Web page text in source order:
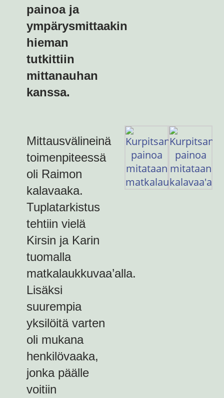
painoa ja
ympärysmittaakin
hieman
tutkittiin
mittanauhan
kanssa.
Mittausvälineinä
toimenpiteessä
oli Raimon
kalavaaka.
Tuplatarkistus
tehtiin vielä
Kirsin ja Karin
tuomalla
matkalaukkuvaa’alla.
Lisäksi
suurempia
yksilöitä varten
oli mukana
henkilövaaka,
jonka päälle
voitiin